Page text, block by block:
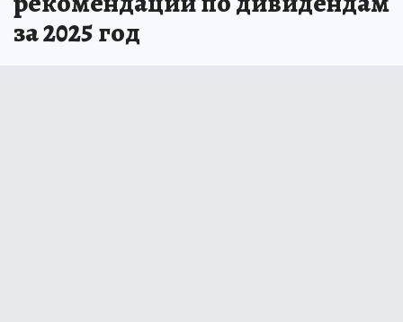
за 2025 год